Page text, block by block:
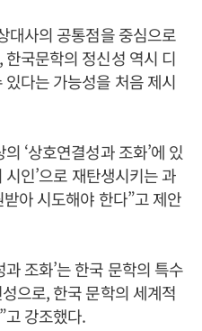
대사의 공통점을 중심으로
국문학의 정신성 역시 디
다는 가능성을 처음 제시
‘상호연결성과 조화’에 있
인’으로 재탄생시키는 과
아 시도해야 한다”고 제안
조화’는 한국 문학의 특수
으로, 한국 문학의 세계적
고 강조했다.